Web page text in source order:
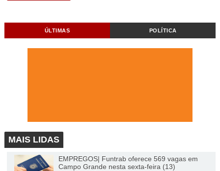
ÚLTIMAS POLÍTICA
MAIS LIDAS
EMPREGOS| Funtrab oferece 569 vagas em
Campo Grande nesta sexta-feira (13)